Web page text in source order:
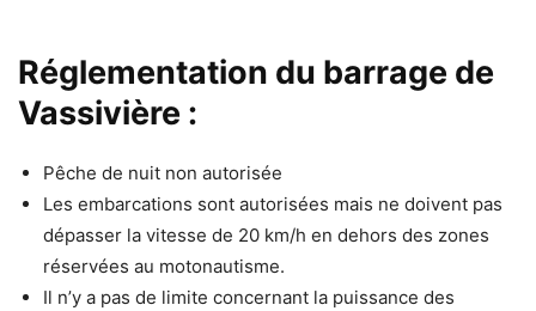
Réglementation du barrage de
Vassivière :
Pêche de nuit non autorisée
Les embarcations sont autorisées mais ne doivent pas
dépasser la vitesse de 20 km/h en dehors des zones
réservées au motonautisme.
Il n’y a pas de limite concernant la puissance des